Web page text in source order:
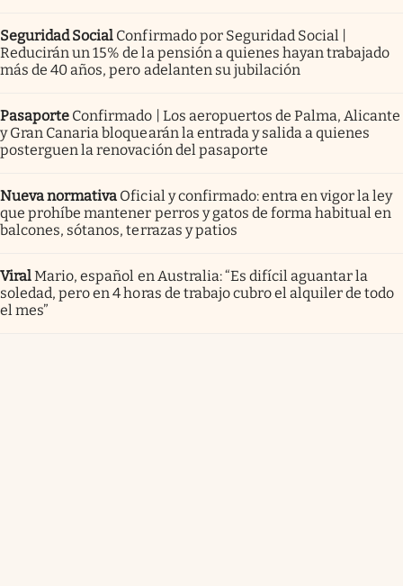
Seguridad Social Confirmado por Seguridad Social |
Reducirán un 15% de la pensión a quienes hayan trabajado
más de 40 años, pero adelanten su jubilación
Pasaporte Confirmado | Los aeropuertos de Palma, Alicante
y Gran Canaria bloquearán la entrada y salida a quienes
posterguen la renovación del pasaporte
Nueva normativa Oficial y confirmado: entra en vigor la ley
que prohíbe mantener perros y gatos de forma habitual en
balcones, sótanos, terrazas y patios
ViralMario, español en Australia: “Es difícil aguantar la
soledad, pero en 4 horas de trabajo cubro el alquiler de todo
el mes”